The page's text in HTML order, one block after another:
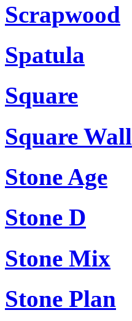
Scrapwood
Spatula
Square
Square Wall
Stone Age
Stone D
Stone Mix
Stone Plan